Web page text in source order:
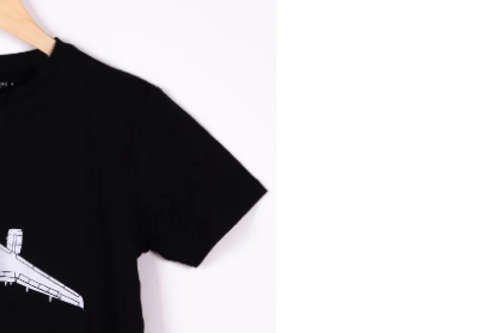
Doporučujeme